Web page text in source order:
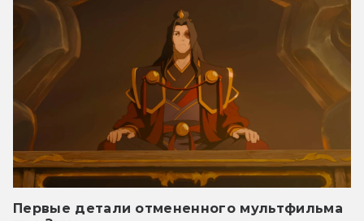
Первые детали отмененного мультфильма